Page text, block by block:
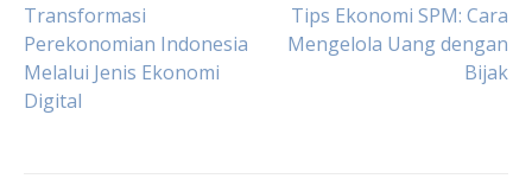
Post
navigation
Transformasi
Perekonomian Indonesia
Melalui Jenis Ekonomi
Digital
Tips Ekonomi SPM: Cara
Mengelola Uang dengan
Bijak